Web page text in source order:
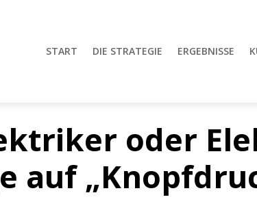
START DIE STRATEGIE ERGEBNISSE
oder
auf